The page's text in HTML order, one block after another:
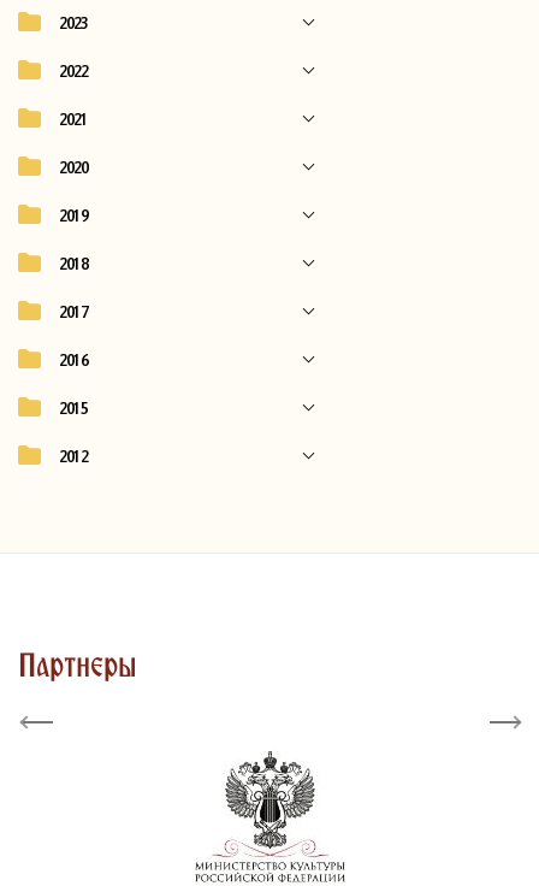
2023
2022
2021
2020
2019
2018
2017
2016
2015
2012
Партнеры
Previous Next